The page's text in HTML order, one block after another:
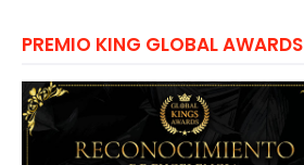
PREMIO KING GLOBAL AWARDS